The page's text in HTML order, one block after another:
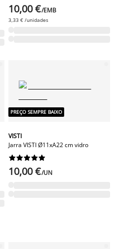
10,00 €/EMB
3,33 € /unidades
PREÇO SEMPRE BAIXO
VISTI
Jarra VISTI Ø11xA22 cm vidro






10,00 €/UN